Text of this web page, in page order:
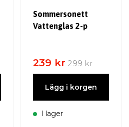
Sommersonett
Vattenglas 2-p
239 kr 299 kr
Lägg i korgen
I lager